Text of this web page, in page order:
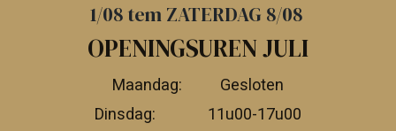
1/08 tem ZATERDAG 8/08
OPENINGSUREN JULI
Maandag:
​​Gesloten
Dinsdag:
​11u00-17u00